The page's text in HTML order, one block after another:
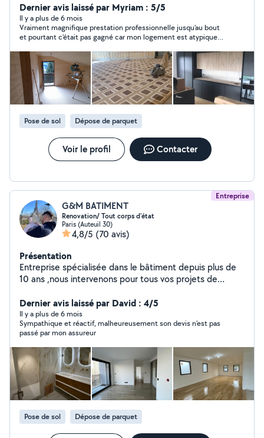
parquet porte fenêtre etc.terrasses bois .
Dernier avis laissé par Myriam : 5/5
Il y a plus de 6 mois
Vraiment magnifique prestation professionnelle jusqu'au bout
et pourtant c'était pas gagné car mon logement est atypique
tombé sur la bonne personne. Je recommande 3000%
Vraiment merci encore ????
Pose de sol Dépose de parquet
Voir le profil Contacter
Entreprise
G&M BATIMENT
Renovation/ Tout corps d'état
Paris (Auteuil 30)
4,8/5 (70 avis)
Présentation
Entreprise spécialisée dans le bâtiment depuis plus de
10 ans ,nous intervenons pour tous vos projets de
notre expertise et à notre équipe qualifiée, nous
garantissons des travaux de qualité, réalisés dans les
délais et adaptés à vos besoins
Dernier avis laissé par David : 4/5
Il y a plus de 6 mois
Sympathique et réactif, malheureusement son devis n'est pas
passé par mon assureur
Pose de sol Dépose de parquet